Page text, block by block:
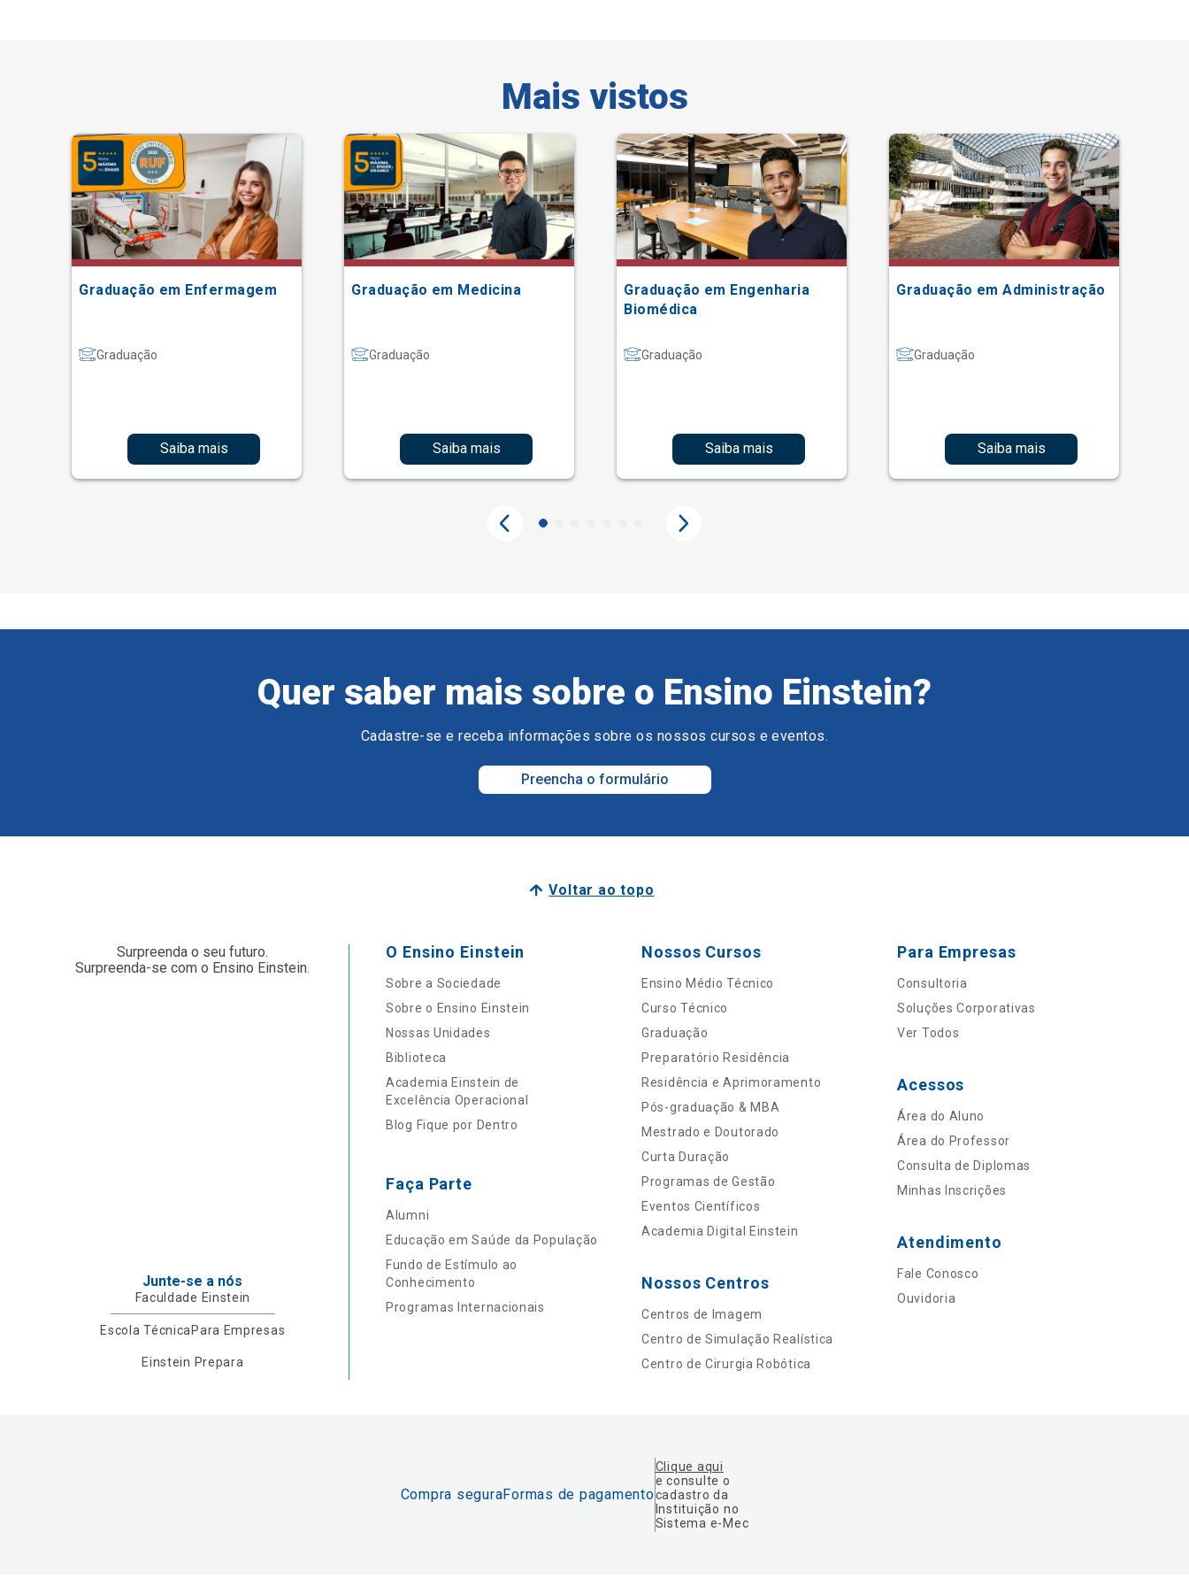
Mais vistos
Graduação em Enfermagem
Graduação
Saiba mais
Graduação em Medicina
Graduação
Saiba mais
Graduação em Engenharia
Biomédica
Graduação
Saiba mais
Graduação em Administração
Graduação
Saiba mais
Quer saber mais sobre o Ensino Einstein?
Cadastre-se e receba informações sobre os nossos cursos e eventos.
Preencha o formulário
Voltar ao topo
Surpreenda o seu futuro.
Surpreenda-se com o Ensino Einstein.
Junte-se a nós
Faculdade Einstein
Escola Técnica Para Empresas
Einstein Prepara
O Ensino Einstein
Sobre a Sociedade
Sobre o Ensino Einstein
Nossas Unidades
Biblioteca
Academia Einstein de
Excelência Operacional
Blog Fique por Dentro
Faça Parte
Alumni
Educação em Saúde da População
Fundo de Estímulo ao
Conhecimento
Programas Internacionais
Nossos Cursos
Ensino Médio Técnico
Curso Técnico
Graduação
Preparatório Residência
Residência e Aprimoramento
Pós-graduação & MBA
Mestrado e Doutorado
Curta Duração
Programas de Gestão
Eventos Científicos
Academia Digital Einstein
Nossos Centros
Centros de Imagem
Centro de Simulação Realística
Centro de Cirurgia Robótica
Para Empresas
Consultoria
Soluções Corporativas
Ver Todos
Acessos
Área do Aluno
Área do Professor
Consulta de Diplomas
Minhas Inscrições
Atendimento
Fale Conosco
Ouvidoria
Compra seguraFormas de pagamento
Clique aqui
e consulte o
cadastro da
Instituição no
Sistema e-Mec